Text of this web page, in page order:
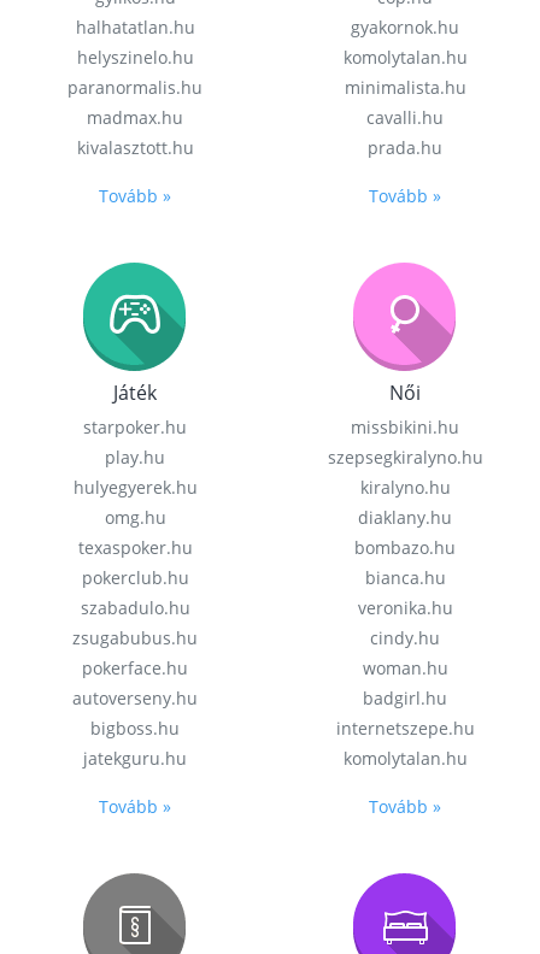
halhatatlan.hu
helyszinelo.hu
paranormalis.hu
madmax.hu
kivalasztott.hu
Tovább »
gyakornok.hu
komolytalan.hu
minimalista.hu
cavalli.hu
prada.hu
Tovább »
Játék
starpoker.hu
play.hu
hulyegyerek.hu
omg.hu
texaspoker.hu
pokerclub.hu
szabadulo.hu
zsugabubus.hu
pokerface.hu
autoverseny.hu
bigboss.hu
jatekguru.hu
Tovább »
Női
missbikini.hu
szepsegkiralyno.hu
kiralyno.hu
diaklany.hu
bombazo.hu
bianca.hu
veronika.hu
cindy.hu
woman.hu
badgirl.hu
internetszepe.hu
komolytalan.hu
Tovább »